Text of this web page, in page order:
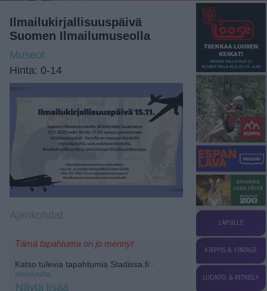
Ilmailukirjallisuuspäivä
Suomen Ilmailumuseolla
Museot
Hinta: 0-14
Tämä tapahtuma on jo mennyt
Katso tulevia tapahtumia Stadissa.fi -
etusivulta.
Näytä lisää
LAPSILLE
KIRPPIS & VINTAGE
LUONTO & RETKEILY